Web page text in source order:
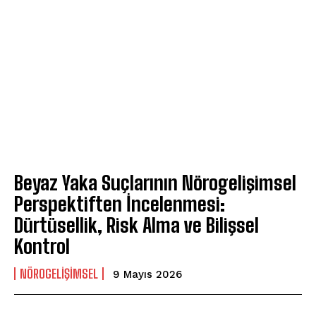
Beyaz Yaka Suçlarının Nörogelişimsel
Perspektiften İncelenmesi:
Dürtüsellik, Risk Alma ve Bilişsel
Kontrol
NÖROGELIŞIMSEL 9 Mayıs 2026